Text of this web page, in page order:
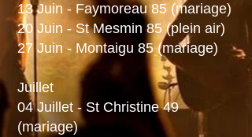
13 Juin - Faymoreau 85 (mariage)
20 Juin - St Mesmin 85 (plein air)
27 Juin - Montaigu 85 (mariage)
Juillet
04 Juillet - St Christine 49
(mariage)